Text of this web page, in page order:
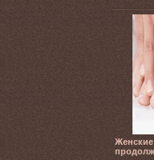
Женские